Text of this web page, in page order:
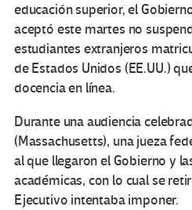
educación superior, el
aceptó este martes no
estudiantes extranjeros
de Estados Unidos (EE.UU.)
docencia en línea.
Durante una audiencia
(Massachusetts), una jueza
al que llegaron el Gobierno y
académicas, con lo cual se
Ejecutivo intentaba imponer.